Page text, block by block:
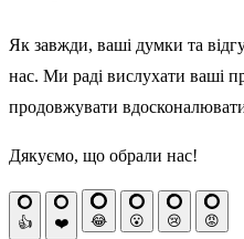
Як завжди, ваші думки та
нас. Ми раді вислухати ваші
продовжувати
Дякуємо, що обрали нас!
👍 ❤️ 😂 😮 😢 😡